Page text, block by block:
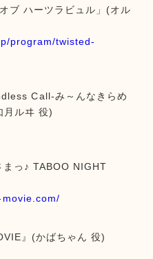
ブ ハーツラビュル」(オル
program/twisted-
Call-み～んなきらめ
ルヰ 役)
っ♪ TABOO NIGHT
』(かばちゃん 役)